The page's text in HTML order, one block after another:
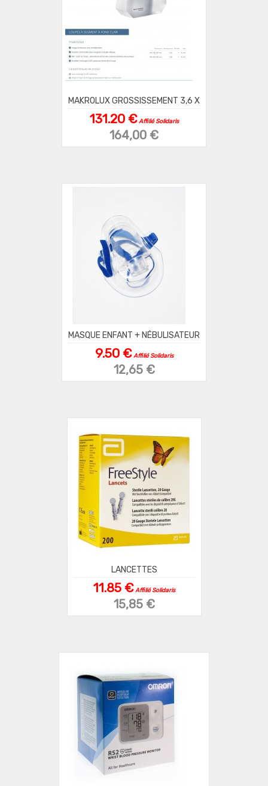
MAKROLUX GROSSISSEMENT 3,6 X
131.20 € Affilié Solidaris
164,00 €
MASQUE ENFANT + NÉBULISATEUR
9.50 € Affilié Solidaris
12,65 €
LANCETTES
11.85 € Affilié Solidaris
15,85 €